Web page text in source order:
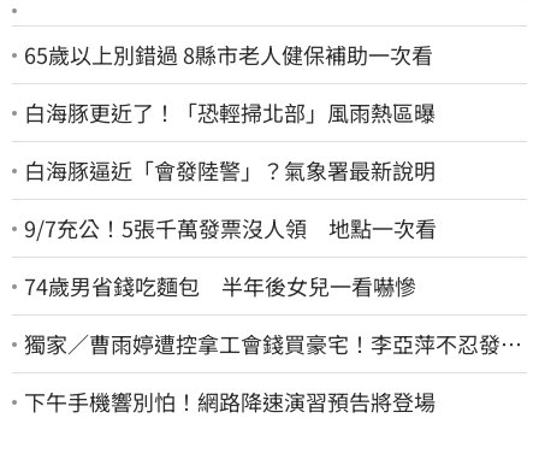
65歲以上別錯過 8縣市老人健保補助一次看
白海豚更近了！「恐輕掃北部」風雨熱區曝
白海豚逼近「會發陸警」？氣象署最新說明
9/7充公！5張千萬發票沒人領 地點一次看
74歲男省錢吃麵包 半年後女兒一看嚇慘
獨家／曹雨婷遭控拿工會錢買豪宅！李亞萍不忍發
聲：余天管工會都貼錢
下午手機響別怕！網路降速演習預告將登場